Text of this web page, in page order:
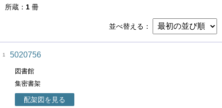
所蔵 1 冊
並べ替える
1 5020756
図書館
集密書架
配架図を見る